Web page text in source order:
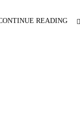
READING